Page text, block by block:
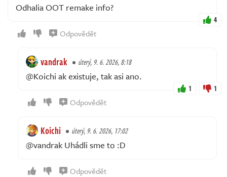
Odhalia OOT remake info?
4
Odpovědět
vandrak úterý, 9. 6. 2026, 8:18
@Koichi ak existuje, tak asi ano.
1 1
Odpovědět
Koichi úterý, 9. 6. 2026, 17:02
@vandrak Uhádli sme to :D
Odpovědět